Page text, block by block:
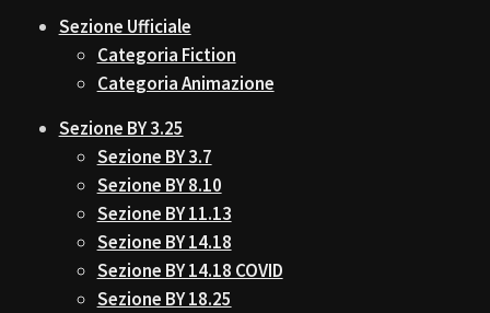
Sezione Ufficiale
Categoria Fiction
Categoria Animazione
Sezione BY 3.25
Sezione BY 3.7
Sezione BY 8.10
Sezione BY 11.13
Sezione BY 14.18
Sezione BY 14.18 COVID
Sezione BY 18.25